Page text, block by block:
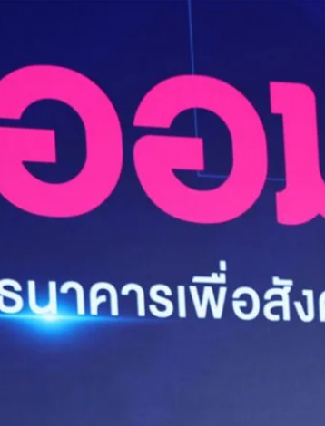
ทรงพล ชีวะปัญญาโรจน์” ผู้อำนวยการ
รออมสิน กล่าวในการแถลงวิสัยทัศน์การนำองค์กรและ
คารออมสิน ลำดับที่ 18 โดยเปิดเผยว่า ในปี 2569 นี้เป็นวาระ
ดำเนินภารกิจตามพระราชประสงค์ของพระบาทสมเด็จ
สริมการออมทรัพย์ของประชาชนมาอย่างต่อเนื่อง ขยายผลสู่
ารพร้อมเดินหน้าต่อเพื่อยกระดับการดำเนินงานมุ่งเป้าหมาย
Social Bank for All Lives ที่สามารถสร้างผลกระทบเชิง
ภายใต้บริบทปัจจุบันของเศรษฐกิจโลกที่มีปัจจัยเสี่ยงและ
งประเทศ สะท้อนผ่านตัวเลข GDP ที่ลดต่ำแตะระดับ 1.4%
ณ 31-33 บาทต่อดอลลาร์สหรัฐฯ ขณะที่น้ำมันดีเซลราคา
าคารออมสินกำหนดบทบาทชัดเจน พร้อมดูแลคนไทยทุกช่วง
ปด้วยกัน โดยยึดหลักคิด “From Birth, to Legacy” เริ่มต้น
ยการออม วางรากฐานการสร้างพฤติกรรมทางการเงินที่ดี